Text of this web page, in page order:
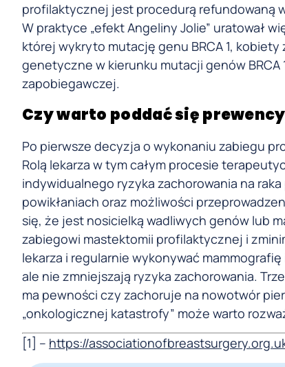
profilaktycznej jest procedurą refundowaną
W praktyce „efekt Angeliny Jolie” uratował
której wykryto mutację genu BRCA 1,
genetyczne w kierunku mutacji genów BRCA
zapobiegawczej.
Czy warto poddać się
Po pierwsze decyzja o wykonaniu zabiegu
Rolą lekarza w tym całym procesie
indywidualnego ryzyka zachorowania na
powikłaniach oraz możliwości
się, że jest nosicielką wadliwych genów lub
zabiegowi mastektomii profilaktycznej i
lekarza i regularnie wykonywać
ale nie zmniejszają ryzyka zachorowania.
ma pewności czy zachoruje na nowotwór
„onkologicznej katastrofy” może warto
[1] – https://